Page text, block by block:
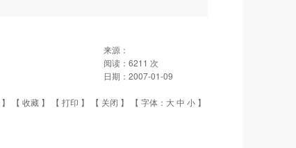
来源：
阅读： 6211 次
日期： 2007-01-09
】 【 收藏 】 【 打印 】 【 关闭 】 【 字体： 大中 小 】